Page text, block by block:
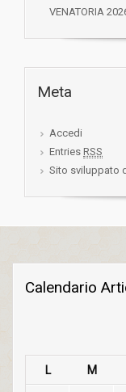
VENATORIA
Meta
Accedi
Entries RSS
Sito sviluppato
Calendario
L M